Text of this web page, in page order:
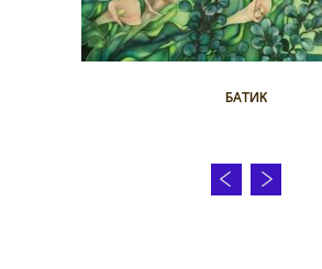
БАТИК